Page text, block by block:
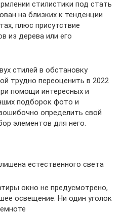
стилистики под стать
на близких к тенденции
плюс присутствие
из дерева или его
стилей в обстановку
трудно переоценить в 2022
помощи интересных и
подборок фото и
определить свой
элементов для него.
естественного света
окно не предусмотрено,
освещение. Ни один уголок